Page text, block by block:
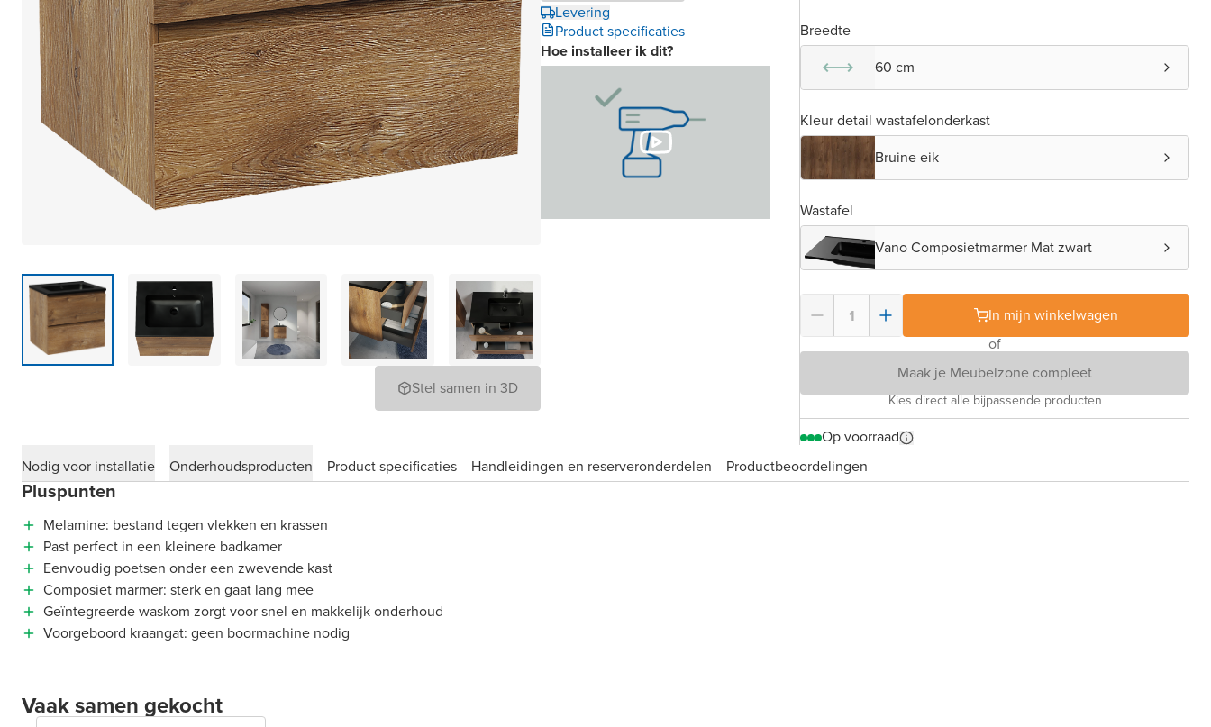
Stel samen in 3D
Levering
Product specificaties
Hoe installeer ik dit?
Breedte
60 cm
Kleur detail wastafelonderkast
Bruine eik
Wastafel
Vano Composietmarmer Mat zwart
In mijn winkelwagen
of
Maak je Meubelzone compleet
Kies direct alle bijpassende producten
Op voorraad
Nodig voor installatie
Onderhoudsproducten Product specificaties Handleidingen en reserveronderdelen Product­beoordelingen
Pluspunten
Melamine: bestand tegen vlekken en krassen
Past perfect in een kleinere badkamer
Eenvoudig poetsen onder een zwevende kast
Composiet marmer: sterk en gaat lang mee
Geïntegreerde waskom zorgt voor snel en makkelijk onderhoud
Voorgeboord kraangat: geen boormachine nodig
Vaak samen gekocht